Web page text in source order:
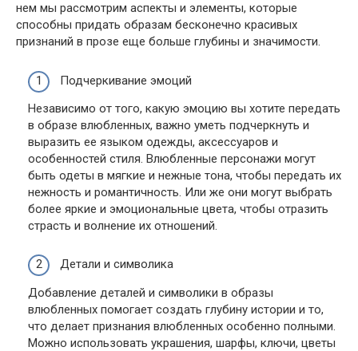
нем мы рассмотрим аспекты и элементы, которые
способны придать образам бесконечно красивых
признаний в прозе еще больше глубины и значимости.
Подчеркивание эмоций
Независимо от того, какую эмоцию вы хотите передать
в образе влюбленных, важно уметь подчеркнуть и
выразить ее языком одежды, аксессуаров и
особенностей стиля. Влюбленные персонажи могут
быть одеты в мягкие и нежные тона, чтобы передать их
нежность и романтичность. Или же они могут выбрать
более яркие и эмоциональные цвета, чтобы отразить
страсть и волнение их отношений.
Детали и символика
Добавление деталей и символики в образы
влюбленных помогает создать глубину истории и то,
что делает признания влюбленных особенно полными.
Можно использовать украшения, шарфы, ключи, цветы